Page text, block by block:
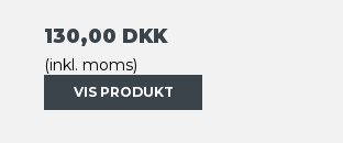
130,00 DKK
(inkl. moms)
VIS PRODUKT